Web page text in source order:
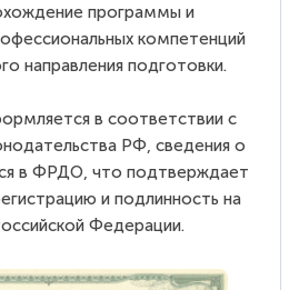
программы и
компетенций
направления подготовки.
в соответствии с
РФ, сведения о
в ФРДО, что подтверждает
и подлинность на
Федерации.